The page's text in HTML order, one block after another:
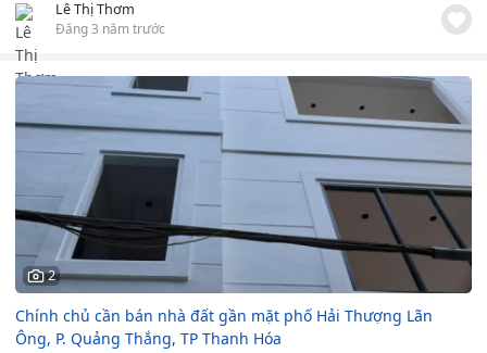
Lê Thị Thơm
Đăng 3 năm trước
2
Chính chủ cần bán nhà đất gần mặt phố Hải Thượng Lãn
Ông, P. Quảng Thắng, TP Thanh Hóa